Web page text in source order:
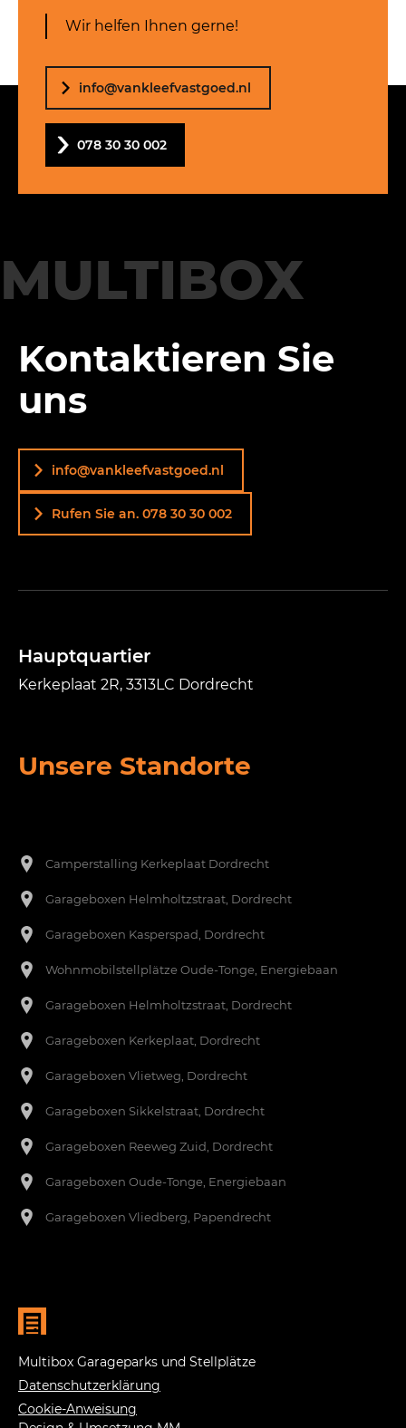
Wir helfen Ihnen gerne!
info@vankleefvastgoed.nl
078 30 30 002
MULTIBOX
Kontaktieren Sie
uns
info@vankleefvastgoed.nl
Rufen Sie an. 078 30 30 002
Hauptquartier
Kerkeplaat 2R, 3313LC Dordrecht
Unsere Standorte
Camperstalling Kerkeplaat Dordrecht
Garageboxen Helmholtzstraat, Dordrecht
Garageboxen Kasperspad, Dordrecht
Wohnmobilstellplätze Oude-Tonge, Energiebaan
Garageboxen Helmholtzstraat, Dordrecht
Garageboxen Kerkeplaat, Dordrecht
Garageboxen Vlietweg, Dordrecht
Garageboxen Sikkelstraat, Dordrecht
Garageboxen Reeweg Zuid, Dordrecht
Garageboxen Oude-Tonge, Energiebaan
Garageboxen Vliedberg, Papendrecht
Multibox Garageparks und Stellplätze
Datenschutzerklärung
Cookie-Anweisung